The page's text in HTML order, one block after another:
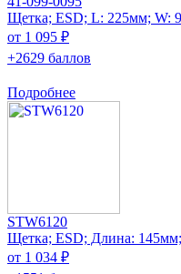
Щетка; ESD; L: 225мм; W:
от 1 095 ₽
+2629 баллов
Подробнее
STW6120
Щетка; ESD; Длина:
от 1 034 ₽